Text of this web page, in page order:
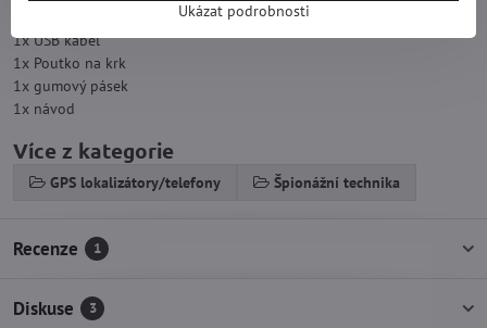
1x USB kabel
1x Poutko na krk
1x gumový pásek
1x návod
Více z kategorie
GPS lokalizátory/telefony Špionážní technika
Recenze 1
Diskuse 3
Ukázat podrobnosti